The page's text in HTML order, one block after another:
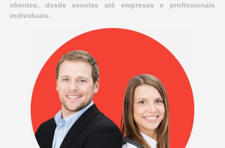
clientes, desde escolas até empresas e profissionais
individuais.